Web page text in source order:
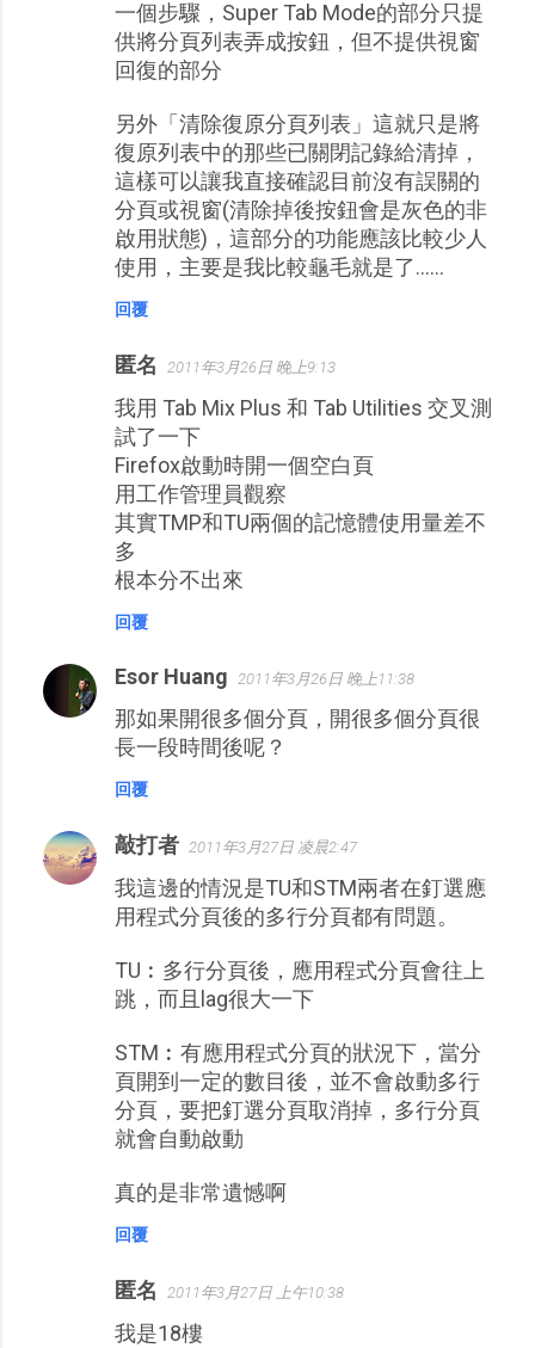
一個步驟，Super Tab Mode的部分只提
供將分頁列表弄成按鈕，但不提供視窗
回復的部分
另外「清除復原分頁列表」這就只是將
復原列表中的那些已關閉記錄給清掉，
這樣可以讓我直接確認目前沒有誤關的
分頁或視窗(清除掉後按鈕會是灰色的非
啟用狀態)，這部分的功能應該比較少人
使用，主要是我比較龜毛就是了……
回覆
匿名 2011年3月26日 晚上9:13
我用 Tab Mix Plus 和 Tab Utilities 交叉測
試了一下
Firefox啟動時開一個空白頁
用工作管理員觀察
其實TMP和TU兩個的記憶體使用量差不
多
根本分不出來
回覆
Esor Huang 2011年3月26日 晚上11:38
那如果開很多個分頁，開很多個分頁很
長一段時間後呢？
回覆
敲打者 2011年3月27日 凌晨2:47
我這邊的情況是TU和STM兩者在釘選應
用程式分頁後的多行分頁都有問題。
TU︰多行分頁後，應用程式分頁會往上
跳，而且lag很大一下
STM︰有應用程式分頁的狀況下，當分
頁開到一定的數目後，並不會啟動多行
分頁，要把釘選分頁取消掉，多行分頁
就會自動啟動
真的是非常遺憾啊
回覆
匿名 2011年3月27日 上午10:38
我是18樓